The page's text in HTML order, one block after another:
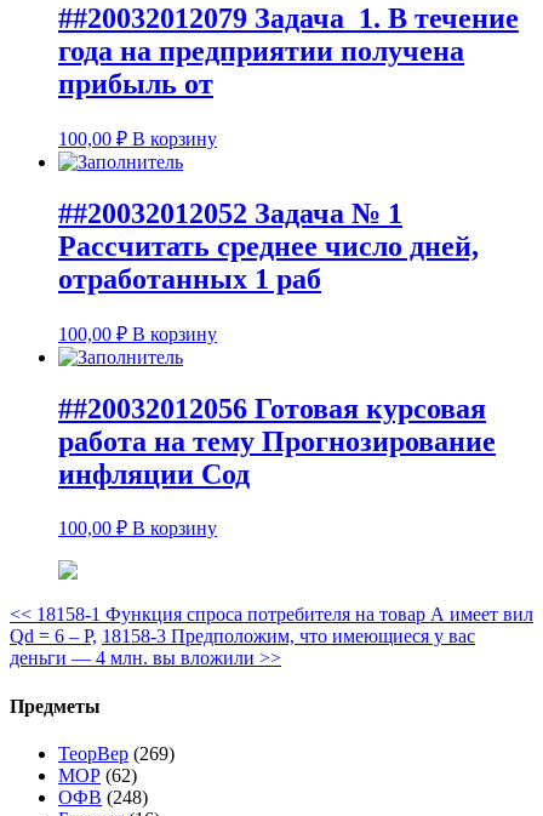
##20032012079 Задача 1. В течение
года на предприятии получена
прибыль от
100,00 ₽ В корзину
##20032012052 Задача № 1
Рассчитать среднее число дней,
отработанных 1 раб
100,00 ₽ В корзину
##20032012056 Готовая курсовая
работа на тему Прогнозирование
инфляции Сод
100,00 ₽ В корзину
<< 18158-1 Функция спроса потребителя на товар А имеет вил
Qd = 6 – P, 18158-3 Предположим, что имеющиеся у вас
деньги — 4 млн. вы вложили >>
Предметы
ТеорВер (269)
МОР (62)
ОФВ (248)